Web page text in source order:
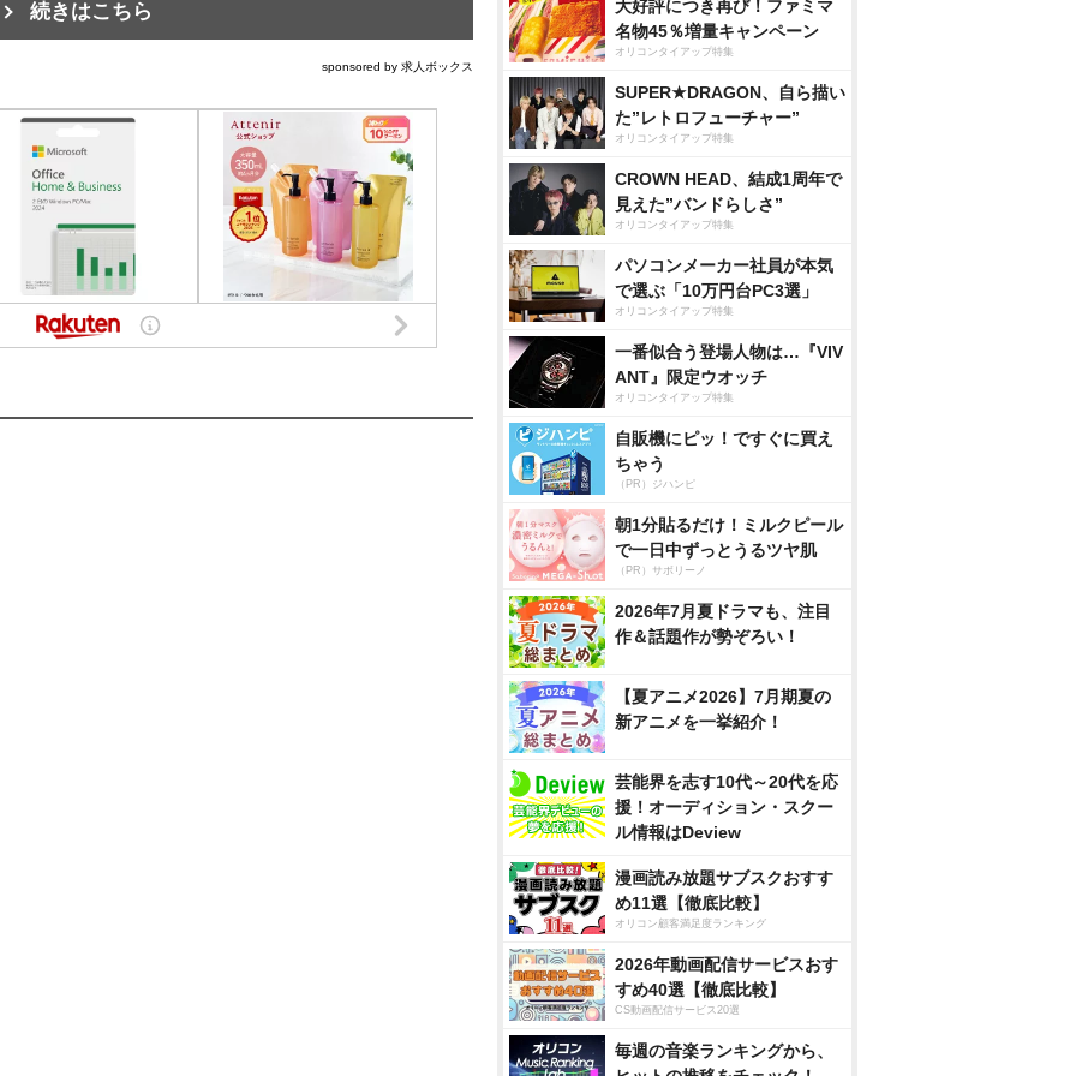
続きはこちら
sponsored by 求人ボックス
大好評につき再び！ファミマ
名物45％増量キャンペーン
オリコンタイアップ特集
SUPER★DRAGON、自ら描い
た”レトロフューチャー”
オリコンタイアップ特集
CROWN HEAD、結成1周年で
見えた”バンドらしさ”
オリコンタイアップ特集
パソコンメーカー社員が本気
で選ぶ「10万円台PC3選」
オリコンタイアップ特集
一番似合う登場人物は…『VIV
ANT』限定ウオッチ
オリコンタイアップ特集
自販機にピッ！ですぐに買え
ちゃう
（PR）ジハンピ
朝1分貼るだけ！ミルクピール
で一日中ずっとうるツヤ肌
（PR）サボリーノ
2026年7月夏ドラマも、注目
作＆話題作が勢ぞろい！
【夏アニメ2026】7月期夏の
新アニメを一挙紹介！
芸能界を志す10代～20代を応
援！オーディション・スクー
ル情報はDeview
漫画読み放題サブスクおすす
め11選【徹底比較】
オリコン顧客満足度ランキング
2026年動画配信サービスおす
すめ40選【徹底比較】
CS動画配信サービス20選
毎週の音楽ランキングから、